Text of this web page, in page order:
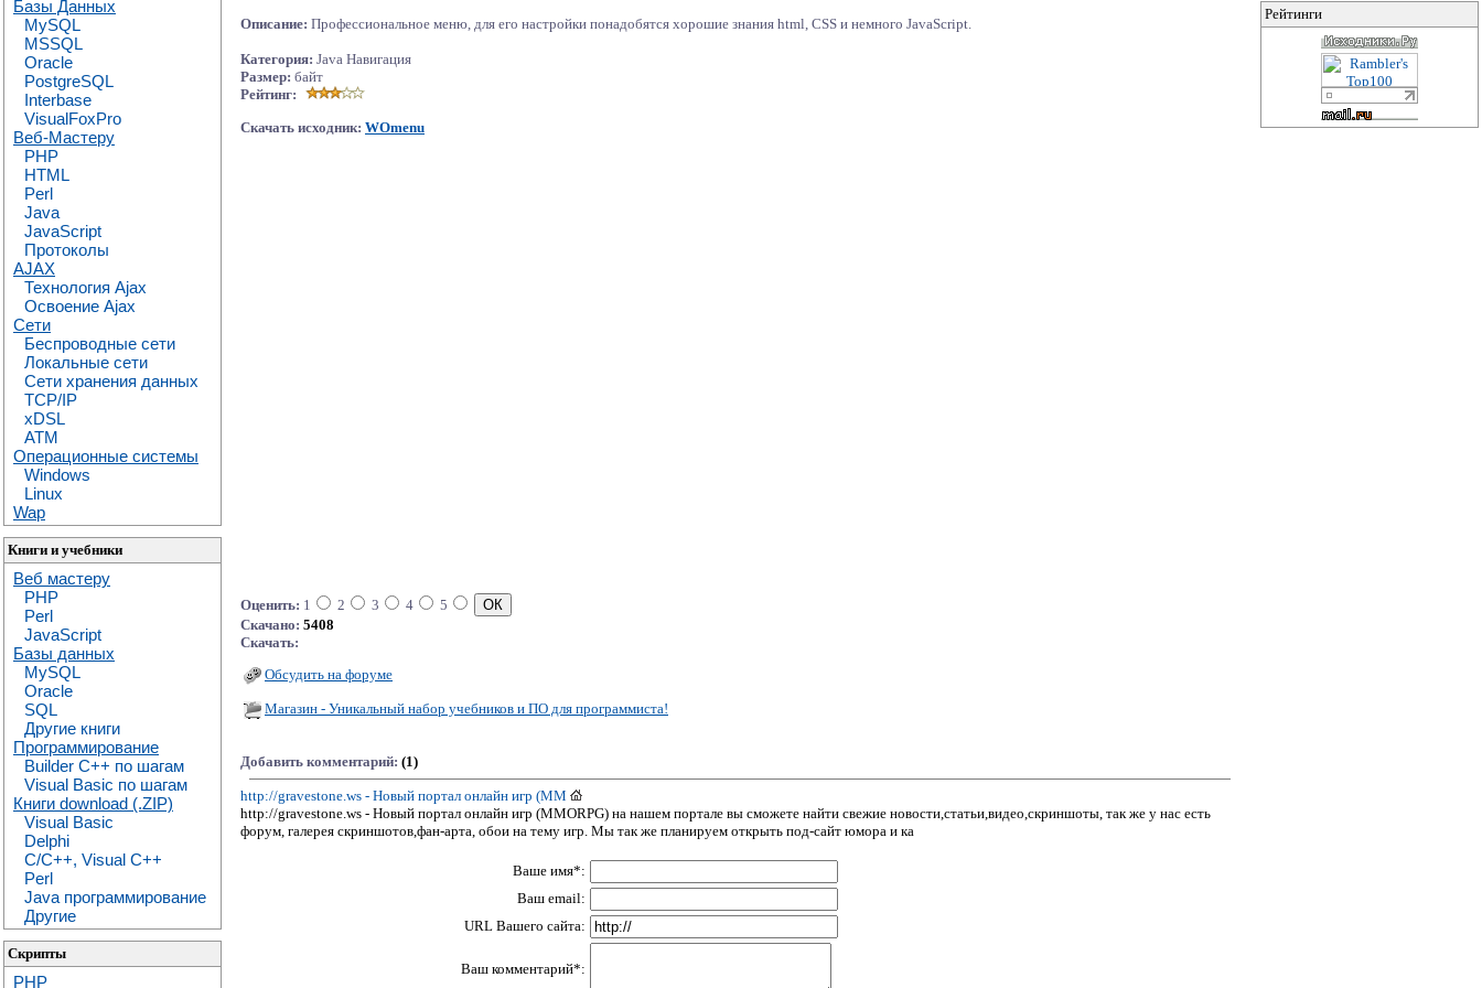
Базы Данных
MySQL
MSSQL
Oracle
PostgreSQL
Interbase
VisualFoxPro
Веб-Мастеру
PHP
HTML
Perl
Java
JavaScript
Протоколы
AJAX
Технология Ajax
Освоение Ajax
Сети
Беспроводные сети
Локальные сети
Сети хранения данных
TCP/IP
xDSL
ATM
Операционные системы
Windows
Linux
Wap
Книги и учебники
Веб мастеру
PHP
Perl
JavaScript
Базы данных
MySQL
Oracle
SQL
Другие книги
Программирование
Builder C++ по шагам
Visual Basic по шагам
Книги download (.ZIP)
Visual Basic
Delphi
C/C++, Visual C++
Perl
Java программирование
Другие
Скрипты
PHP
Описание: Профессиональное меню, для его настройки понадобятся хорошие знания html, CSS и немного JavaScript.
Категория: Java Навигация
Размер: байт
Рейтинг:
Скачать исходник: WOmenu
Оценить: 1 2 3 4
5
Скачано: 5408
Скачать:
Обсудить на форуме
Магазин - Уникальный набор учебников и ПО для программиста!
Добавить комментарий: (1)
http://gravestone.ws - Новый портал онлайн игр (MM
http://gravestone.ws - Новый портал онлайн игр (MMORPG) на нашем портале вы сможете найти свежие новости,статьи,видео,скриншоты, так же у нас есть
форум, галерея скриншотов,фан-арта, обои на тему игр. Мы так же планируем открыть под-сайт юмора и ка
Ваше имя*:
Ваш email:
URL Вашего сайта:
Ваш комментарий*:
Рейтинги